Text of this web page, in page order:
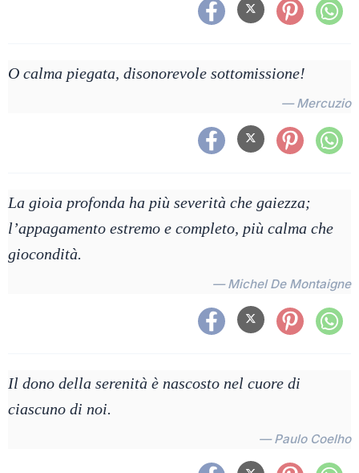
O calma piegata, disonorevole sottomissione!
— Mercuzio
La gioia profonda ha più severità che gaiezza;
l’appagamento estremo e completo, più calma che
giocondità.
— Michel De Montaigne
Il dono della serenità è nascosto nel cuore di
ciascuno di noi.
— Paulo Coelho